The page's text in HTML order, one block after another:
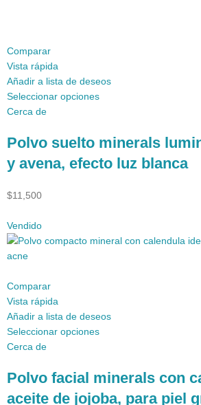
Comparar
Vista rápida
Añadir a lista de deseos
Seleccionar opciones
Cerca de
Polvo suelto minerals
y avena, efecto luz blanca
$11,500
Vendido
Comparar
Vista rápida
Añadir a lista de deseos
Seleccionar opciones
Cerca de
Polvo facial minerals con
aceite de jojoba, para piel